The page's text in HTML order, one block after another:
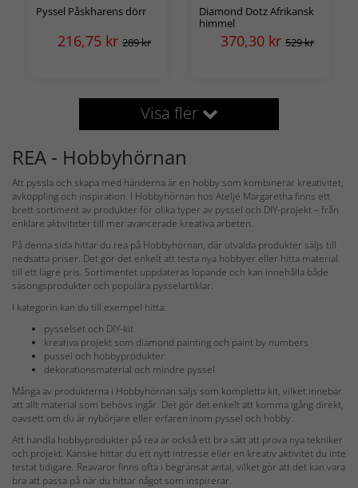
Pyssel Påskharens dörr
216,75 kr 289 kr
Diamond Dotz Afrikansk
himmel
370,30 kr 529 kr
Visa fler
REA - Hobbyhörnan
Att pyssla och skapa med händerna är en hobby som kombinerar kreativitet,
avkoppling och inspiration. I Hobbyhörnan hos Ateljé Margaretha finns ett
brett sortiment av produkter för olika typer av pyssel och DIY-projekt – från
enklare aktiviteter till mer avancerade kreativa arbeten.
På denna sida hittar du rea på Hobbyhörnan, där utvalda produkter säljs till
nedsatta priser. Det gör det enkelt att testa nya hobbyer eller hitta material
till ett lägre pris. Sortimentet uppdateras löpande och kan innehålla både
säsongsprodukter och populära pysselartiklar.
I kategorin kan du till exempel hitta:
pysselset och DIY-kit
kreativa projekt som diamond painting och paint by numbers
pussel och hobbyprodukter
dekorationsmaterial och mindre pyssel
Många av produkterna i Hobbyhörnan säljs som kompletta kit, vilket innebär
att allt material som behövs ingår. Det gör det enkelt att komma igång direkt,
oavsett om du är nybörjare eller erfaren inom pyssel och hobby.
Att handla hobbyprodukter på rea är också ett bra sätt att prova nya tekniker
och projekt. Kanske hittar du ett nytt intresse eller en kreativ aktivitet du inte
testat tidigare. Reavaror finns ofta i begränsat antal, vilket gör att det kan vara
bra att passa på när du hittar något som inspirerar.